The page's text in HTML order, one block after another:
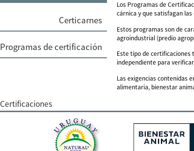
Certicarnes
Programas de certificación
Los Programas de
cárnica y que satisfagan
Estos programas son de
agroindustrial (predio
Este tipo de certificaciones
independiente para
Las exigencias contenidas
alimentaria, bienestar
Certificaciones